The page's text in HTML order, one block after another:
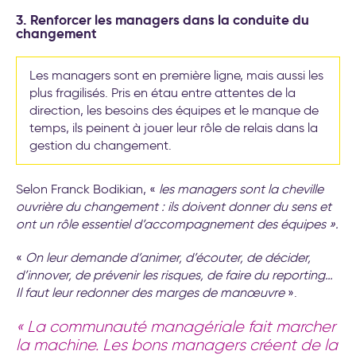
3. Renforcer les managers dans la conduite du
changement
Les managers sont en première ligne, mais aussi les
plus fragilisés. Pris en étau entre attentes de la
direction, les besoins des équipes et le manque de
temps, ils peinent à jouer leur rôle de relais dans la
gestion du changement.
Selon Franck Bodikian, « les managers sont la cheville
ouvrière du changement : ils doivent donner du sens et
ont un rôle essentiel d’accompagnement des équipes ».
« On leur demande d’animer, d’écouter, de décider,
d’innover, de prévenir les risques, de faire du reporting…
Il faut leur redonner des marges de manœuvre».
«La communauté managériale fait marcher
la machine. Les bons managers créent de la